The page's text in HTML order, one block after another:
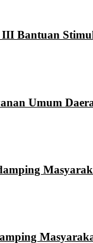
Bantuan
Umum